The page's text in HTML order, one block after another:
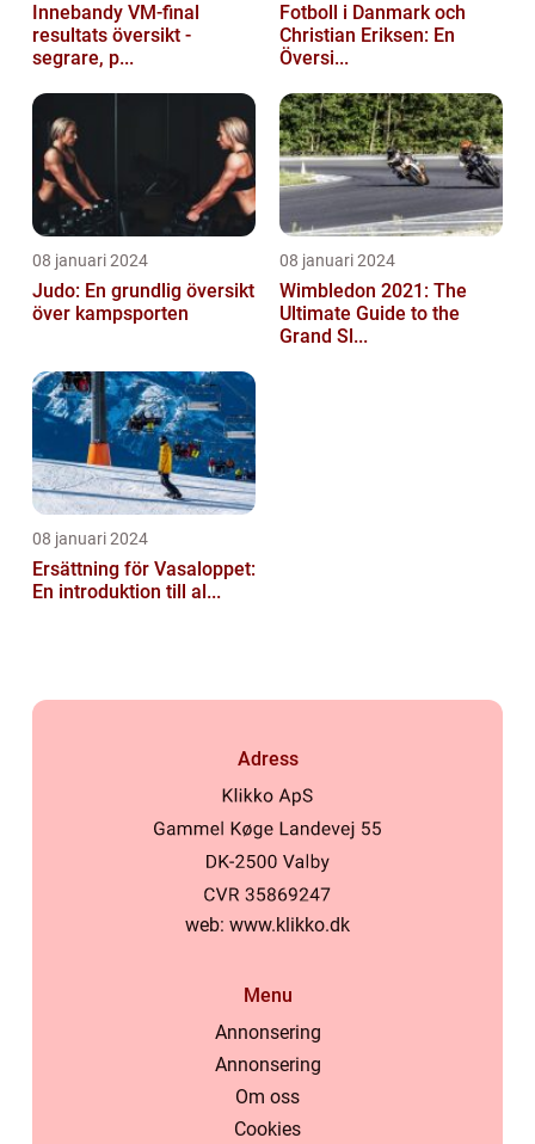
Innebandy VM-final
resultats översikt -
segrare, p...
Fotboll i Danmark och
Christian Eriksen: En
Översi...
08 januari 2024
Judo: En grundlig översikt
över kampsporten
08 januari 2024
Wimbledon 2021: The
Ultimate Guide to the
Grand Sl...
08 januari 2024
Ersättning för Vasaloppet:
En introduktion till al...
Adress
web: www.klikko.dk
Menu
Annonsering
Annonsering
Om oss
Cookies